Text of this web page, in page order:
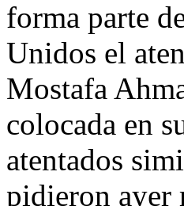
forma parte
Unidos el
Mostafa
colocada en
atentados
pidieron ayer